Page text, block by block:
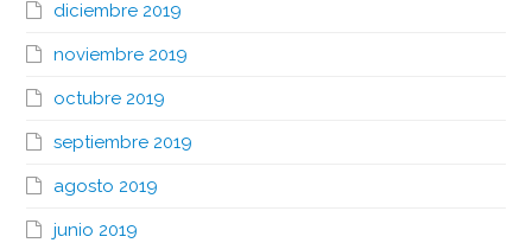
diciembre 2019
noviembre 2019
octubre 2019
septiembre 2019
agosto 2019
junio 2019